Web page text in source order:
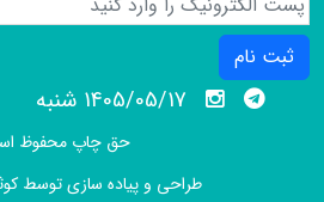
ثبت نام
1405/05/17 شنبه
حق چاپ محفوظ
طراحی و پیاده سازی توسط